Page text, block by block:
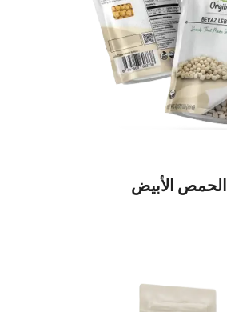
الحمص الأبيض